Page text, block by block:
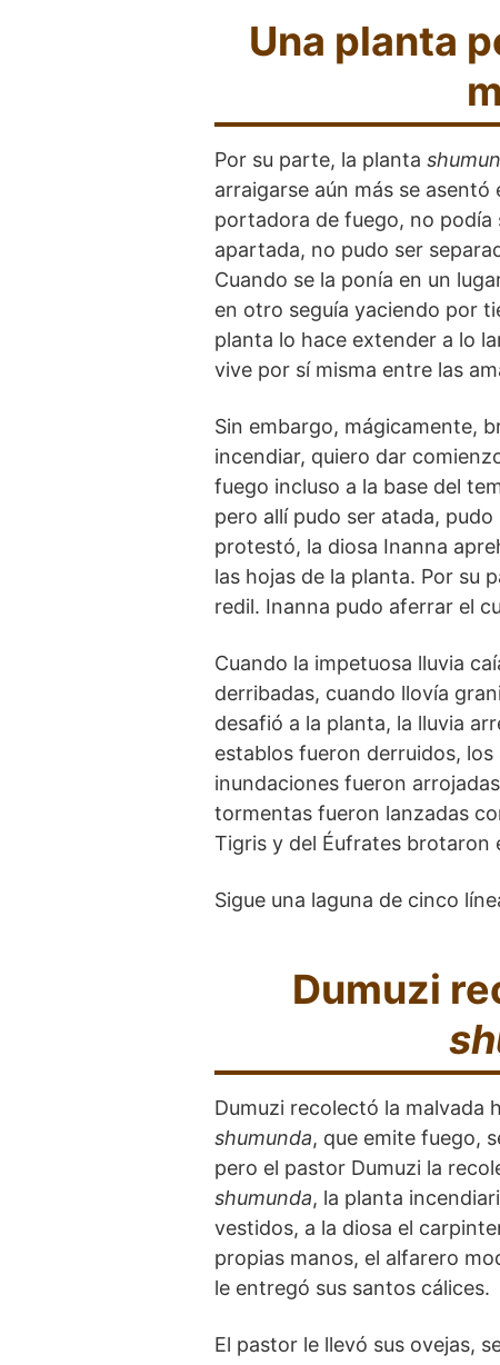
Una planta
Por su parte, la planta
arraigarse aún más se asentó
portadora de fuego, no podía
apartada, no pudo ser
Cuando se la ponía en un
en otro seguía yaciendo por
planta lo hace extender a lo
vive por sí misma entre las
Sin embargo, mágicamente,
incendiar, quiero dar
fuego incluso a la base del
pero allí pudo ser atada,
protestó, la diosa Inanna
las hojas de la planta. Por su
redil. Inanna pudo aferrar el
Cuando la impetuosa lluvia
derribadas, cuando llovía
desafió a la planta, la lluvia
establos fueron derruidos,
inundaciones fueron
tormentas fueron lanzadas
Tigris y del Éufrates brotaron
Sigue una laguna de cinco
Dumuzi
Dumuzi recolectó la malvada
shumunda, que emite fuego,
pero el pastor Dumuzi la
shumunda, la planta
vestidos, a la diosa el
propias manos, el alfarero
le entregó sus santos cálices.
El pastor le llevó sus ovejas,